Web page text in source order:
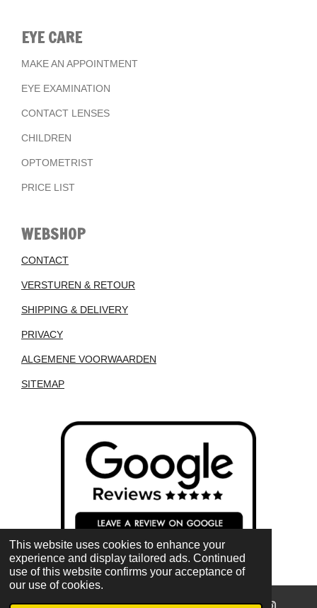
This website uses cookies to enhance your
experience and display tailored ads. Continued
use of this website confirms your acceptance of
our use of cookies.
EYE CARE
MAKE AN APPOINTMENT
EYE EXAMINATION
CONTACT LENSES
CHILDREN
OPTOMETRIST
PRICE LIST
WEBSHOP
CONTACT
VERSTUREN & RETOUR
SHIPPING & DELIVERY
PRIVACY
ALGEMENE VOORWAARDEN
SITEMAP